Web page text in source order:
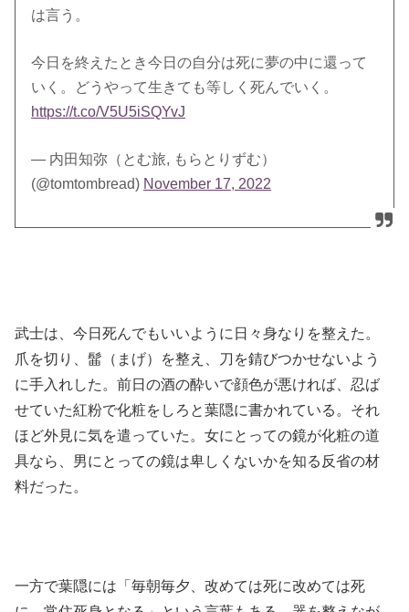
は言う。
今日を終えたとき今日の自分は死に夢の中に還って
いく。どうやって生きても等しく死んでいく。
https://t.co/V5U5iSQYvJ
— 内田知弥（とむ旅, もらとりずむ）
(@tomtombread) November 17, 2022
武士は、今日死んでもいいように日々身なりを整えた。
爪を切り、髷（まげ）を整え、刀を錆びつかせないよう
に手入れした。前日の酒の酔いで顔色が悪ければ、忍ば
せていた紅粉で化粧をしろと葉隠に書かれている。それ
ほど外見に気を遣っていた。女にとっての鏡が化粧の道
具なら、男にとっての鏡は卑しくないかを知る反省の材
料だった。
一方で葉隠には「毎朝毎夕、改めては死に改めては死